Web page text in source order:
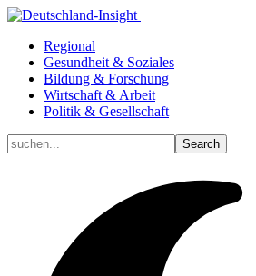
Regional
Gesundheit & Soziales
Bildung & Forschung
Wirtschaft & Arbeit
Politik & Gesellschaft